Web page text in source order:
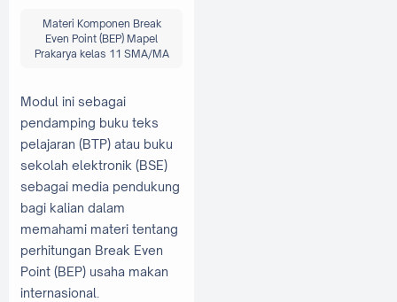
Materi Komponen Break
Even Point (BEP) Mapel
Prakarya kelas 11 SMA/MA
Modul ini sebagai
pendamping buku teks
pelajaran (BTP) atau buku
sekolah elektronik (BSE)
sebagai media pendukung
bagi kalian dalam
memahami materi tentang
perhitungan Break Even
Point (BEP) usaha makan
internasional.